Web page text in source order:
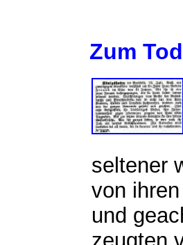
Zum
seltener
von
und